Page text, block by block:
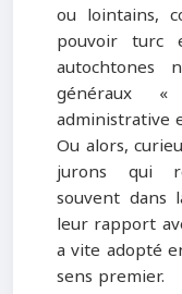
ou lointains,
pouvoir turc
autochtones
généraux
administrative
Ou alors,
jurons qui
souvent dans
leur rapport
a vite adopté
sens premier.